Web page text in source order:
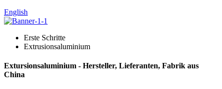
English
Erste Schritte
Extrusionsaluminium
Extursionsaluminium - Hersteller, Lieferanten, Fabrik aus
China